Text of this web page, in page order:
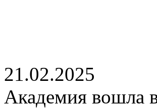
21.02.2025
Академия вошла